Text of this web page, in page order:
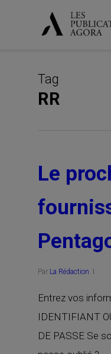
Tag
RR
Le
Par La Rédaction
Entrez vos
IDENTIFIANT
DE PASSE Se